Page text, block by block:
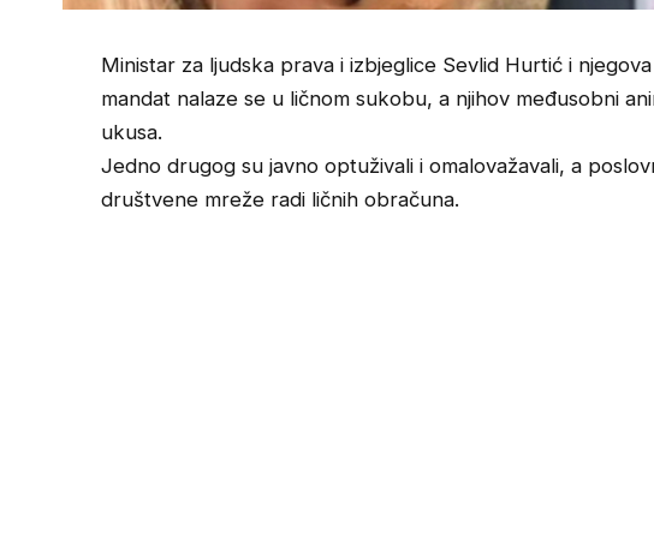
Ministar za ljudska prava i izbjeglice Sevlid Hurtić i
mandat nalaze se u ličnom sukobu, a njihov međusobni
ukusa.
Jedno drugog su javno optuživali i omalovažavali, a
društvene mreže radi ličnih obračuna.